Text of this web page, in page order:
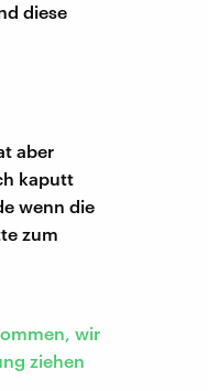
diese
aber
kaputt
wenn die
zum
wir
ziehen